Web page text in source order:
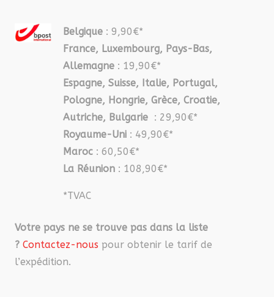
Belgique : 9,90€*
France, Luxembourg, Pays-Bas,
Allemagne : 19,90€*
Espagne, Suisse, Italie, Portugal,
Pologne, Hongrie, Grèce, Croatie,
Autriche, Bulgarie : 29,90€*
Royaume-Uni : 49,90€*
Maroc : 60,50€*
La Réunion : 108,90€*
*TVAC
Votre pays ne se trouve pas dans la liste
? Contactez-nous pour obtenir le tarif de
l’expédition.